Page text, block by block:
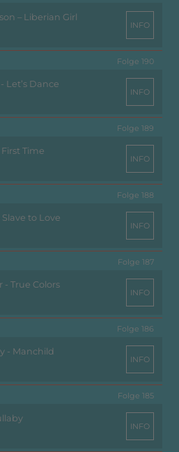
– Liberian Girl
INFO
Folge 190
Let’s Dance
INFO
Folge 189
Time
INFO
Folge 188
to Love
INFO
Folge 187
- True Colors
INFO
Folge 186
- Manchild
INFO
Folge 185
INFO